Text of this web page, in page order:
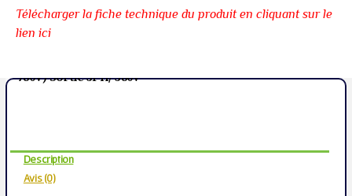
Télécharger la fiche technique du produit en cliquant sur le
lien ici
780V) Sortie 3PH/ 380V
Description
Avis (0)